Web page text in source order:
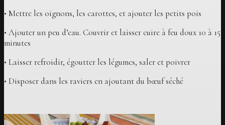
• Mettre les oignons, les carottes, et ajouter les petits pois
• Ajouter un peu d’eau. Couvrir et laisser cuire à feu doux 10 à 15
minutes
• Laisser refroidir, égoutter les légumes, saler et poivrer
• Disposer dans les raviers en ajoutant du bœuf séché